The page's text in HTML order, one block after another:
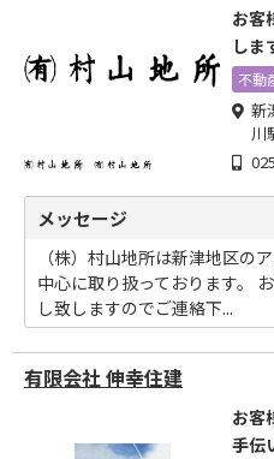
お客
しま
不動
新
川
メッセージ
（株）村山地所は新津地区の
中心に取り扱っております。
し致しますのでご連絡下...
有限会社 伸幸住建
お客
手伝